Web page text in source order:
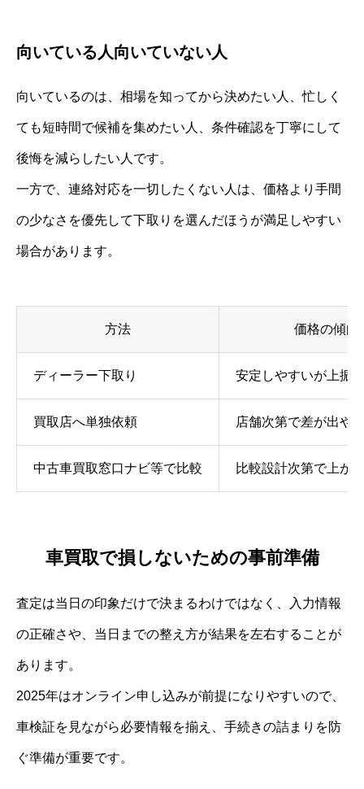
向いている人向いていない人
向いているのは、相場を知ってから決めたい人、忙しく
ても短時間で候補を集めたい人、条件確認を丁寧にして
後悔を減らしたい人です。
一方で、連絡対応を一切したくない人は、価格より手間
の少なさを優先して下取りを選んだほうが満足しやすい
場合があります。
方法 価格の傾向
ディーラー下取り 安定しやすいが上振
買取店へ単独依頼 店舗次第で差が出や
中古車買取窓口ナビ等で比較 比較設計次第で上が
車買取で損しないための事前準備
査定は当日の印象だけで決まるわけではなく、入力情報
の正確さや、当日までの整え方が結果を左右することが
あります。
2025年はオンライン申し込みが前提になりやすいので、
車検証を見ながら必要情報を揃え、手続きの詰まりを防
ぐ準備が重要です。